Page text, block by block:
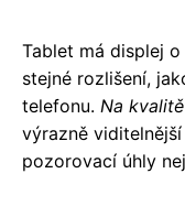
Tablet má displej o
stejné rozlišení,
telefonu. Na kvalitě
výrazně
pozorovací úhly